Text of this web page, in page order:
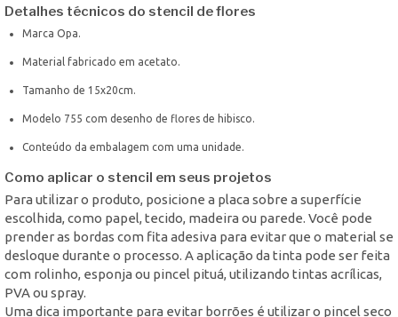
Detalhes técnicos do stencil de flores
Marca Opa.
Material fabricado em acetato.
Tamanho de 15x20cm.
Modelo 755 com desenho de flores de hibisco.
Conteúdo da embalagem com uma unidade.
Como aplicar o stencil em seus projetos
Para utilizar o produto, posicione a placa sobre a superfície
escolhida, como papel, tecido, madeira ou parede. Você pode
prender as bordas com fita adesiva para evitar que o material se
desloque durante o processo. A aplicação da tinta pode ser feita
com rolinho, esponja ou pincel pituá, utilizando tintas acrílicas,
PVA ou spray.
Uma dica importante para evitar borrões é utilizar o pincel seco